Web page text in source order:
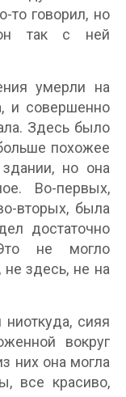
то говорил, но
так с ней
умерли на
и совершенно
Здесь было
похожее
но она
Во-первых,
вторых, была
достаточно
не могло
здесь, не на
сияя
вокруг
них она могла
все красиво,